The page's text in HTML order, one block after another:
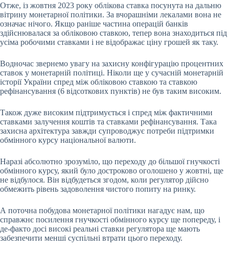
Отже, із жовтня 2023 року облікова ставка посунута на дальню
вітрину монетарної політики. За вчорашніми лекалами вона не
означає нічого. Якщо раніше частина операцій банків
здійснювалася за обліковою ставкою, тепер вона знаходиться під
усіма робочими ставками і не відображає ціну грошей як таку.
Водночас звернемо увагу на захисну конфігурацію процентних
ставок у монетарній політиці. Ніколи ще у сучасній монетарній
історії України спред між обліковою ставкою та ставкою
рефінансування (6 відсоткових пунктів) не був таким високим.
Також дуже високим підтримується і спред між фактичними
ставками залучення коштів та ставками рефінансування. Така
захисна архітектура завжди супроводжує потреби підтримки
обмінного курсу національної валюти.
Наразі абсолютно зрозуміло, що переходу до більшої гнучкості
обмінного курсу, який було достроково оголошено у жовтні, ще
не відбулося. Він відбудеться згодом, коли регулятор дійсно
обмежить рівень задоволення чистого попиту на ринку.
А поточна побудова монетарної політики нагадує нам, що
справжнє посилення гнучкості обмінного курсу ще попереду, і
де-факто досі високі реальні ставки регулятора ще мають
забезпечити менші суспільні втрати цього переходу.